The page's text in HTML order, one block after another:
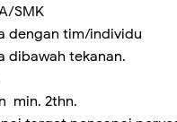
SMK
dengan tim/individu
dibawah tekanan.
min. 2thn.